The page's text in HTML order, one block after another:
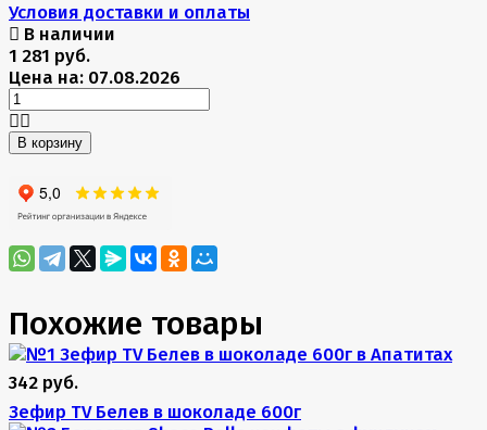
Условия доставки и оплаты
В наличии
1 281 руб.
Цена на: 07.08.2026
В корзину
Похожие товары
342 руб.
Зефир TV Белев в шоколаде 600г